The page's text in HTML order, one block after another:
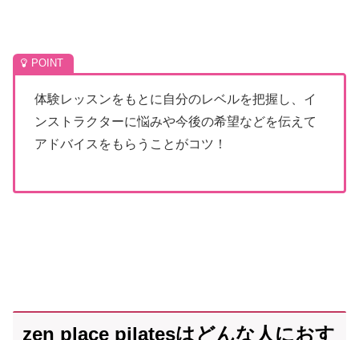
体験レッスンをもとに自分のレベルを把握し、イ
ンストラクターに悩みや今後の希望などを伝えて
アドバイスをもらうことがコツ！
zen place pilatesはどんな人におす